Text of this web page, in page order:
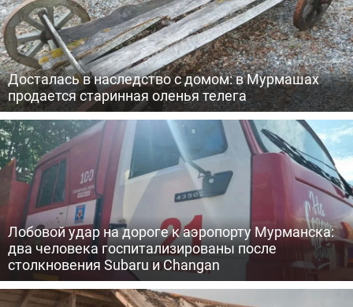
Досталась в наследство с домом: в Мурмашах
продается старинная оленья телега
Лобовой удар на дороге к аэропорту Мурманска:
два человека госпитализированы после
столкновения Subaru и Changan